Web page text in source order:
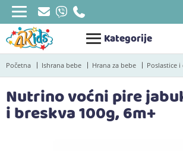
Kategorije
Početna Ishrana bebe Hrana za bebe Poslastice i
Nutrino voćni pire
i breskva 100g, 6m+